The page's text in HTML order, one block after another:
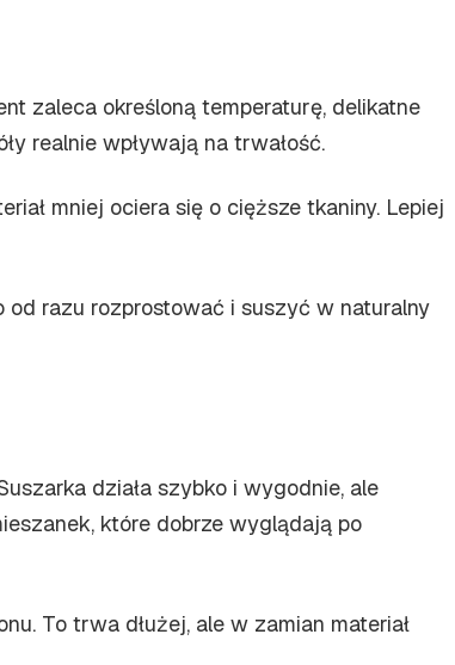
zaleca określoną temperaturę, delikatne
realnie wpływają na trwałość.
mniej ociera się o cięższe tkaniny. Lepiej
razu rozprostować i suszyć w naturalny
działa szybko i wygodnie, ale
które dobrze wyglądają po
To trwa dłużej, ale w zamian materiał